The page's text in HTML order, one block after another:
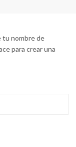
tu nombre de
para crear una